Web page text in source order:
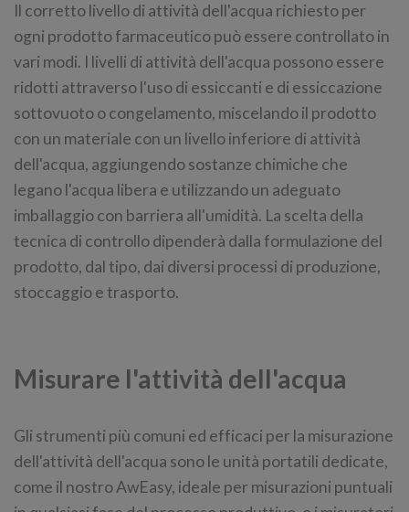
Il corretto livello di attività dell'acqua richiesto per
ogni prodotto farmaceutico può essere controllato in
vari modi. I livelli di attività dell'acqua possono essere
ridotti attraverso l'uso di essiccanti e di essiccazione
sottovuoto o congelamento, miscelando il prodotto
con un materiale con un livello inferiore di attività
dell'acqua, aggiungendo sostanze chimiche che
legano l'acqua libera e utilizzando un adeguato
imballaggio con barriera all'umidità. La scelta della
tecnica di controllo dipenderà dalla formulazione del
prodotto, dal tipo, dai diversi processi di produzione,
stoccaggio e trasporto.
Misurare l'attività dell'acqua
Gli strumenti più comuni ed efficaci per la misurazione
dell'attività dell'acqua sono le unità portatili dedicate,
come il nostro AwEasy, ideale per misurazioni puntuali